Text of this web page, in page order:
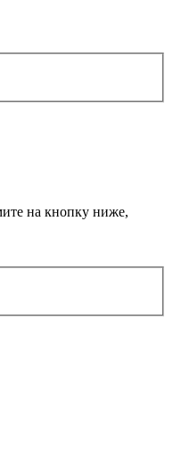
на кнопку ниже,